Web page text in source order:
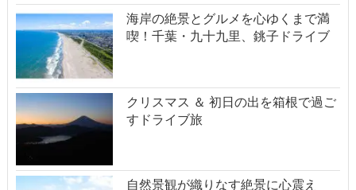
海岸の絶景とグルメを心ゆくまで満
喫！千葉・九十九里、銚子ドライブ
クリスマス ＆ 初日の出を箱根で過ご
すドライブ旅
自然景観が織りなす絶景に心震え